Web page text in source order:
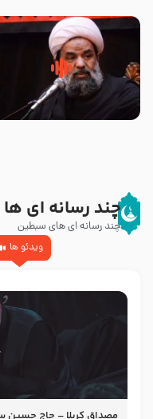
سلام جوانی که امام حسین علیه
السلام خودش جوابش را دادند
چند رسانه ای ها
چند رسانه ای های سبطین
ویدئو ها
مصداق کربلا – حاج